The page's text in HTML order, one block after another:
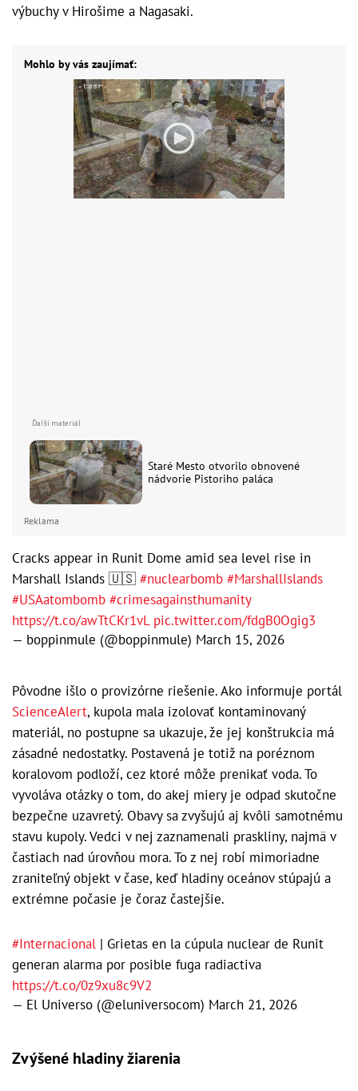
výbuchy v Hirošime a Nagasaki.
Mohlo by vás zaujímať:
Staré Mesto otvorilo obnovené
nádvorie Pistoriho paláca
Reklama
Cracks appear in Runit Dome amid sea level rise in
Marshall Islands 🇺🇸 #nuclearbomb #MarshallIslands
#USAatombomb #crimesagainsthumanity
https://t.co/awTtCKr1vL pic.twitter.com/fdgB0Ogig3
— boppinmule (@boppinmule) March 15, 2026
Pôvodne išlo o provizórne riešenie. Ako informuje portál
ScienceAlert, kupola mala izolovať kontaminovaný
materiál, no postupne sa ukazuje, že jej konštrukcia má
zásadné nedostatky. Postavená je totiž na poréznom
koralovom podloží, cez ktoré môže prenikať voda. To
vyvoláva otázky o tom, do akej miery je odpad skutočne
bezpečne uzavretý. Obavy sa zvyšujú aj kvôli samotnému
stavu kupoly. Vedci v nej zaznamenali praskliny, najmä v
častiach nad úrovňou mora. To z nej robí mimoriadne
zraniteľný objekt v čase, keď hladiny oceánov stúpajú a
extrémne počasie je čoraz častejšie.
#Internacional | Grietas en la cúpula nuclear de Runit
generan alarma por posible fuga radiactiva
https://t.co/0z9xu8c9V2
— El Universo (@eluniversocom) March 21, 2026
Zvýšené hladiny žiarenia